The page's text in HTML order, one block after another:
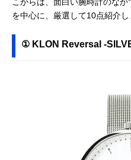
を中心に、厳選して10点紹介し
① KLON Reversal -